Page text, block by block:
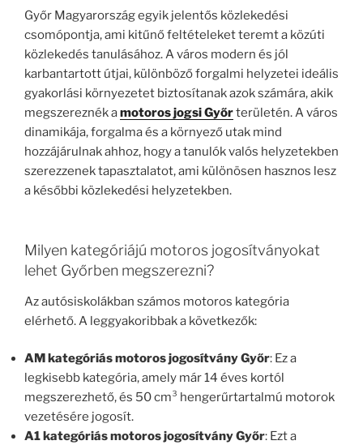
Győr Magyarország egyik jelentős közlekedési
csomópontja, ami kitűnő feltételeket teremt a közúti
közlekedés tanulásához. A város modern és jól
karbantartott útjai, különböző forgalmi helyzetei ideális
gyakorlási környezetet biztosítanak azok számára, akik
megszereznék amotoros jogsi Győrterületén. A város
dinamikája, forgalma és a környező utak mind
hozzájárulnak ahhoz, hogy a tanulók valós helyzetekben
szerezzenek tapasztalatot, ami különösen hasznos lesz
a későbbi közlekedési helyzetekben.
Milyen kategóriájú motoros jogosítványokat
lehet Győrben megszerezni?
Az autósiskolákban számos motoros kategória
elérhető. A leggyakoribbak a következők:
AM kategóriás motoros jogosítvány Győr: Ez a
legkisebb kategória, amely már 14 éves kortól
megszerezhető, és 50 cm³ hengerűrtartalmú motorok
vezetésére jogosít.
A1 kategóriás motoros jogosítvány Győr: Ezt a